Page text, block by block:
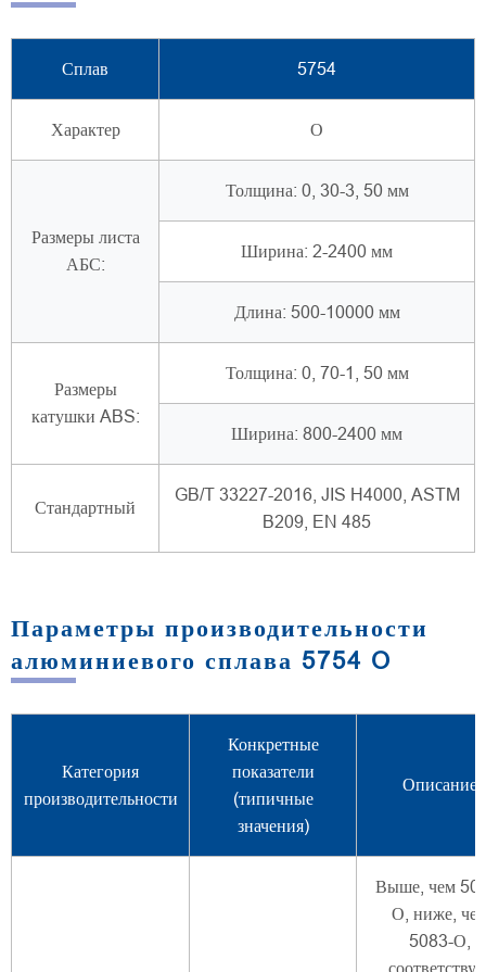
Сплав 5754
Характер О
Размеры листа
АБС:
Толщина: 0, 30-3, 50 мм
Ширина: 2-2400 мм
Длина: 500-10000 мм
Размеры
катушки ABS:
Толщина: 0, 70-1, 50 мм
Ширина: 800-2400 мм
Стандартный
GB/T 33227-2016, JIS H4000, ASTM
B209, EN 485
Параметры производительности
алюминиевого сплава 5754 O
Категория
производительности
Конкретные
показатели
(типичные
значения)
Описание
Выше, чем
О, ниже,
5083-О,